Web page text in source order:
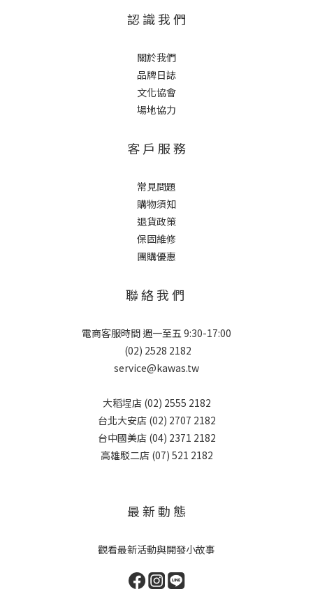
認 識 我 們
關於我們
品牌日誌
文化協會
場地協力
客 戶 服 務
常見問題
購物須知
退貨政策
保固維修
團購優惠
聯 絡 我 們
電商客服時間 週一至五 9:30-17:00
(02) 2528 2182
service@kawas.tw
大稻埕店 (02) 2555 2182
台北大安店 (02) 2707 2182
台中國美店 (04) 2371 2182
高雄駁二店 (07) 521 2182
最 新 動 態
觀看最新活動與開發小故事